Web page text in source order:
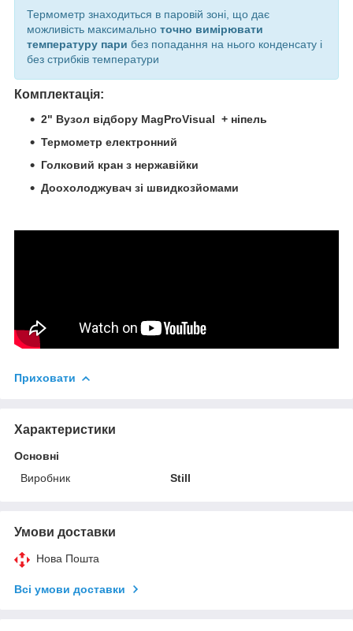
Термометр знаходиться в паровій зоні, що дає
можливість максимально точно вимірювати
температуру пари без попадання на нього конденсату і
без стрибків температури
Комплектація:
2" Вузол відбору MagProVisual + ніпель
Термометр електронний
Голковий кран з нержавійки
Доохолоджувач зі швидкозйомами
Приховати
Характеристики
Основні
Виробник
Still
Умови доставки
Нова Пошта
Всі умови доставки